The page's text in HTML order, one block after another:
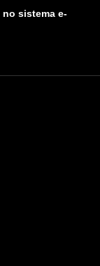
sistema e-